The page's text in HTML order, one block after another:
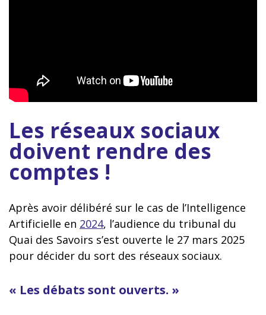
Les réseaux sociaux
doivent rendre des
comptes !
Après avoir délibéré sur le cas de l’Intelligence
Artificielle en 2024, l’audience du tribunal du
Quai des Savoirs s’est ouverte le 27 mars 2025
pour décider du sort des réseaux sociaux.
« Les débats sont ouverts. »